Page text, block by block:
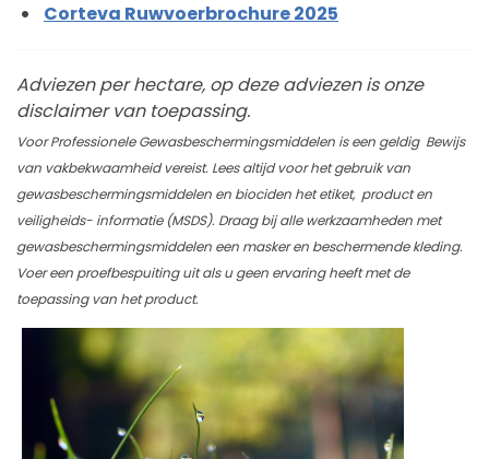
Corteva Ruwvoerbrochure 2025
Adviezen per hectare, op deze adviezen is onze
disclaimer van toepassing.
Voor Professionele Gewasbeschermingsmiddelen is een geldig Bewijs
van vakbekwaamheid vereist. Lees altijd voor het gebruik van
gewasbeschermingsmiddelen en biociden het etiket, product en
veiligheids- informatie (MSDS). Draag bij alle werkzaamheden met
gewasbeschermingsmiddelen een masker en beschermende kleding.
Voer een proefbespuiting uit als u geen ervaring heeft met de
toepassing van het product.